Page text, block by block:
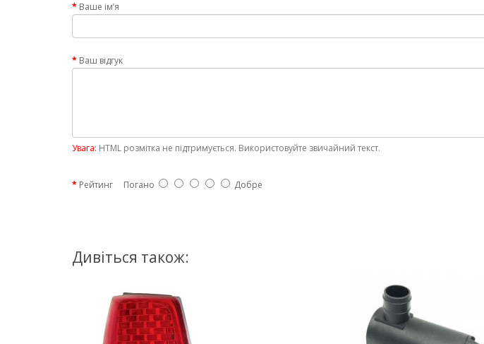
Ваше ім’я
Ваш відгук
Увага: HTML розмітка не підтримується. Використовуйте звичайний текст.
Рейтинг Погано Добре
Дивіться також: